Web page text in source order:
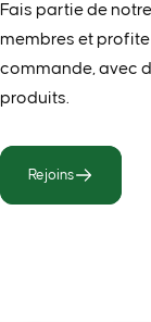
Fais partie de
membres et
commande, avec
produits.
Rejoins